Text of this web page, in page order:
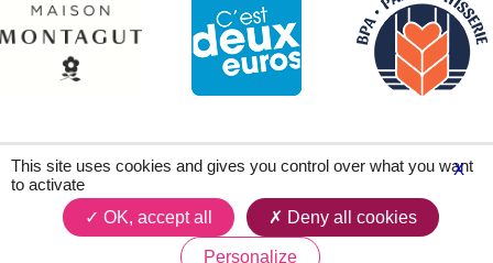
Plan du site Contacts Légal & crédits
X
This site uses cookies and gives you control over what you want
to activate
OK, accept all
Deny all cookies
Personalize